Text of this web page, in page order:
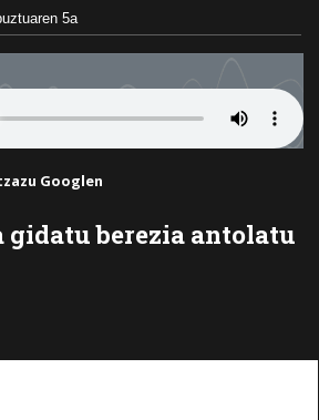
5a
Googlen
gidatu berezia antolatu